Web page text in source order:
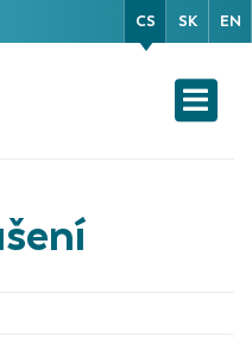
CS SK EN